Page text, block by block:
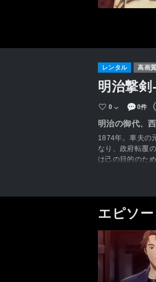
レンタル 高画質
明治撃剣
0 0件
明治の御代、
1874年。車夫の
なり、政府転覆
は己の目的のた
エピソー